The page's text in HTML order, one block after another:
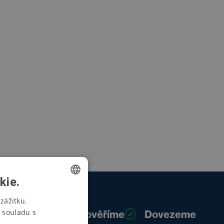
Poradíme Prověříme Dovezeme
s